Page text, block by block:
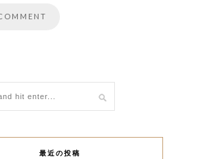
最近の投稿